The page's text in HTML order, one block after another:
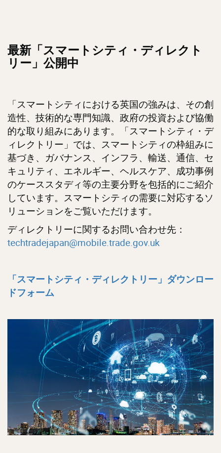
最新「スマートシティ・ディレクト
リー」公開中
「スマートシティにおける英国の強みは、その創
造性、技術的な専門知識、政府の投資および協働
的な取り組みにあります。「スマートシティ・デ
ィレクトリー」では、スマートシティの枠組みに
基づき、ガバナンス、インフラ、輸送、通信、セ
キュリティ、エネルギー、ヘルスケア、成功事例
のケーススタディ等の主要分野を包括的にご紹介
しています。スマートシティの需要に対応するソ
リューションをご覧いただけます。
ディレクトリーに関するお問い合わせ先：
techtradejapan@mobile.trade.gov.uk
「スマートシティ・ディレクトリー」ダウンロー
ドフォーム